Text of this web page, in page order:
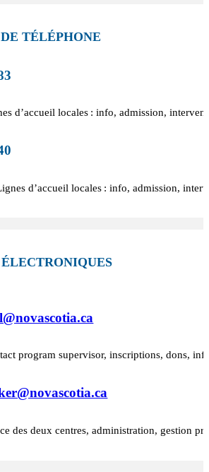
TÉLÉPHONE
d’accueil locales : info, admission,
d’accueil locales : info, admission,
ÉLECTRONIQUES
program supervisor, inscriptions, dons,
des deux centres, administration, gestion